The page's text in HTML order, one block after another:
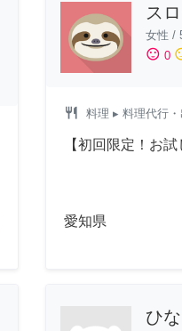
ス
女性 /
sentiment_satisfied 0
restaurant 料理 ▸ 料理代行
【初回限定！お
愛知県
ひ